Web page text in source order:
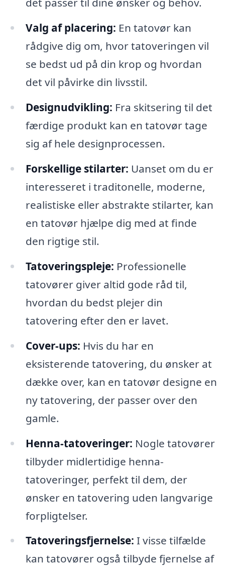
Valg af placering: En tatovør kan
rådgive dig om, hvor tatoveringen vil
se bedst ud på din krop og hvordan
det vil påvirke din livsstil.
Designudvikling: Fra skitsering til det
færdige produkt kan en tatovør tage
sig af hele designprocessen.
Forskellige stilarter: Uanset om du er
interesseret i traditonelle, moderne,
realistiske eller abstrakte stilarter, kan
en tatovør hjælpe dig med at finde
den rigtige stil.
Tatoveringspleje: Professionelle
tatovører giver altid gode råd til,
hvordan du bedst plejer din
tatovering efter den er lavet.
Cover-ups: Hvis du har en
eksisterende tatovering, du ønsker at
dække over, kan en tatovør designe en
ny tatovering, der passer over den
gamle.
Henna-tatoveringer: Nogle tatovører
tilbyder midlertidige henna-
tatoveringer, perfekt til dem, der
ønsker en tatovering uden langvarige
forpligtelser.
Tatoveringsfjernelse: I visse tilfælde
kan tatovører også tilbyde fjernelse af